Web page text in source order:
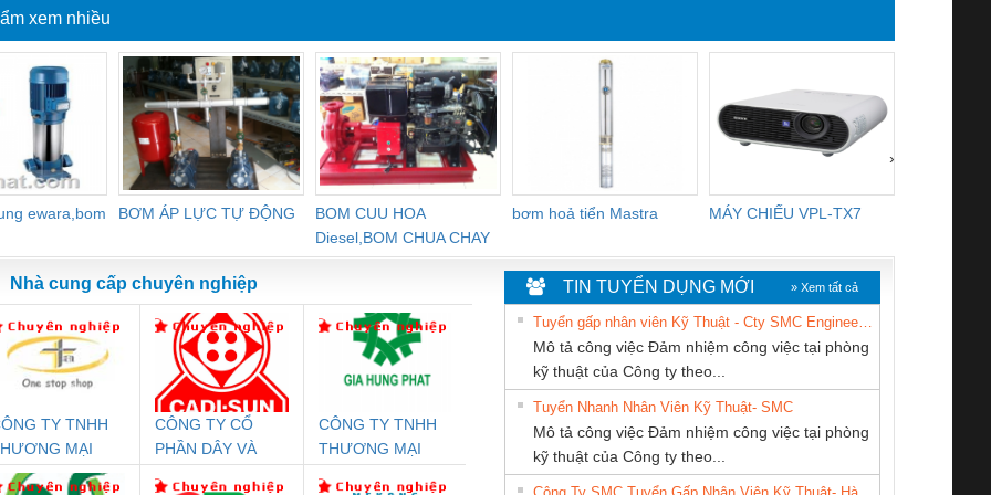
xem nhiều
ewara,bom
BƠM ÁP LỰC TỰ ĐỘNG
BOM CUU HOA
Diesel,BOM CHUA CHAY
bơm hoả tiển Mastra MÁY CHIẾU VPL-TX7
›
An Toàn
Contact
PC20-1NO-
Rơ Le An Toàn
Phoenix Contact
PSR-SCP-
Bộ Lặp Tín Hiệu
PROFIBUS Phoenix
Contact PSI-REP-
Rơ Le An Toàn
Phoenix Contact
2986960 – PSR-
Bộ giám sát chuỗi
tấm pin
TRANSCLINIC 16I+
Bộ giám sát dòng
TRANSCLINIC 16I+
Nhà cung cấp chuyên nghiệp
TY TNHH
MẠI
THIÊN ÂN VIỆT
CÔNG TY CỔ
PHẦN DÂY VÀ
CÔNG TY TNHH
THƯƠNG MẠI
CÔNG TY TNHH
KỸ THUẬT KTECH
VIỆT NAM
CÔNG TY CỔ
PHẦN TỰ ĐỘNG
TIẾN HƯNG
CÔNG TY TNHH
NGHIỆP NIHON
TIN TUYỂN DỤNG MỚI » Xem tất cả
Mô tả công việc Đảm nhiệm công việc tại phòng
kỹ thuật của Công ty theo...
Tuyển Nhanh Nhân Viên Kỹ Thuật- SMC
Mô tả công việc Đảm nhiệm công việc tại phòng
kỹ thuật của Công ty theo...